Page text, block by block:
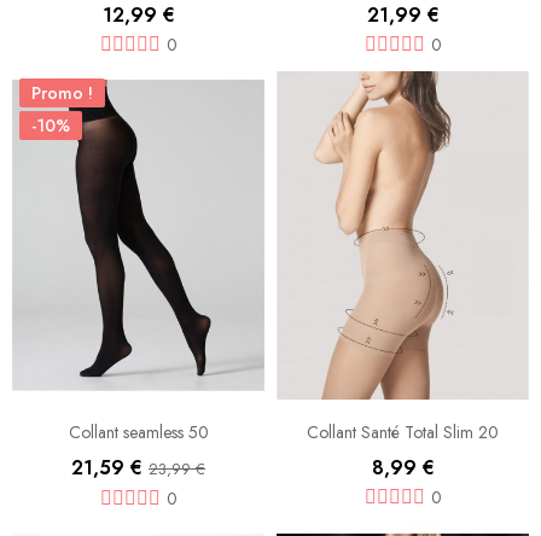
12,99 €
0
21,99 €
0
Promo !
-10%
Collant seamless 50
21,59 € 23,99 €
0
Collant Santé Total Slim 20
8,99 €
0